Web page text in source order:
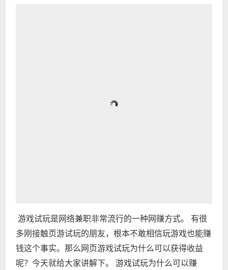
游戏试玩是网络兼职非常流行的一种网赚方式。 有很
多刚接触页游试玩的朋友，根本不敢相信玩游戏也能赚
钱这个事实。那么网页游戏试玩为什么可以获得收益
呢？今天就给大家讲解下。 游戏试玩为什么可以赚